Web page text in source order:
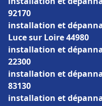
92170
installation et
Luce sur Loire 44980
installation et
22300
installation et
83130
installation et